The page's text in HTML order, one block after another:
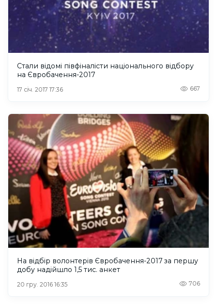
Стали відомі півфіналісти національного відбору
на Євробачення-2017
17 січ. 2017 17:36 667
На відбір волонтерів Євробачення-2017 за першу
добу надійшло 1,5 тис. анкет
20 гру. 2016 16:35 706